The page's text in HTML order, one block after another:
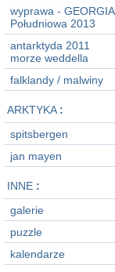
wyprawa - GEORGIA
Południowa 2013
antarktyda 2011
morze weddella
falklandy / malwiny
ARKTYKA :
spitsbergen
jan mayen
INNE :
galerie
puzzle
kalendarze